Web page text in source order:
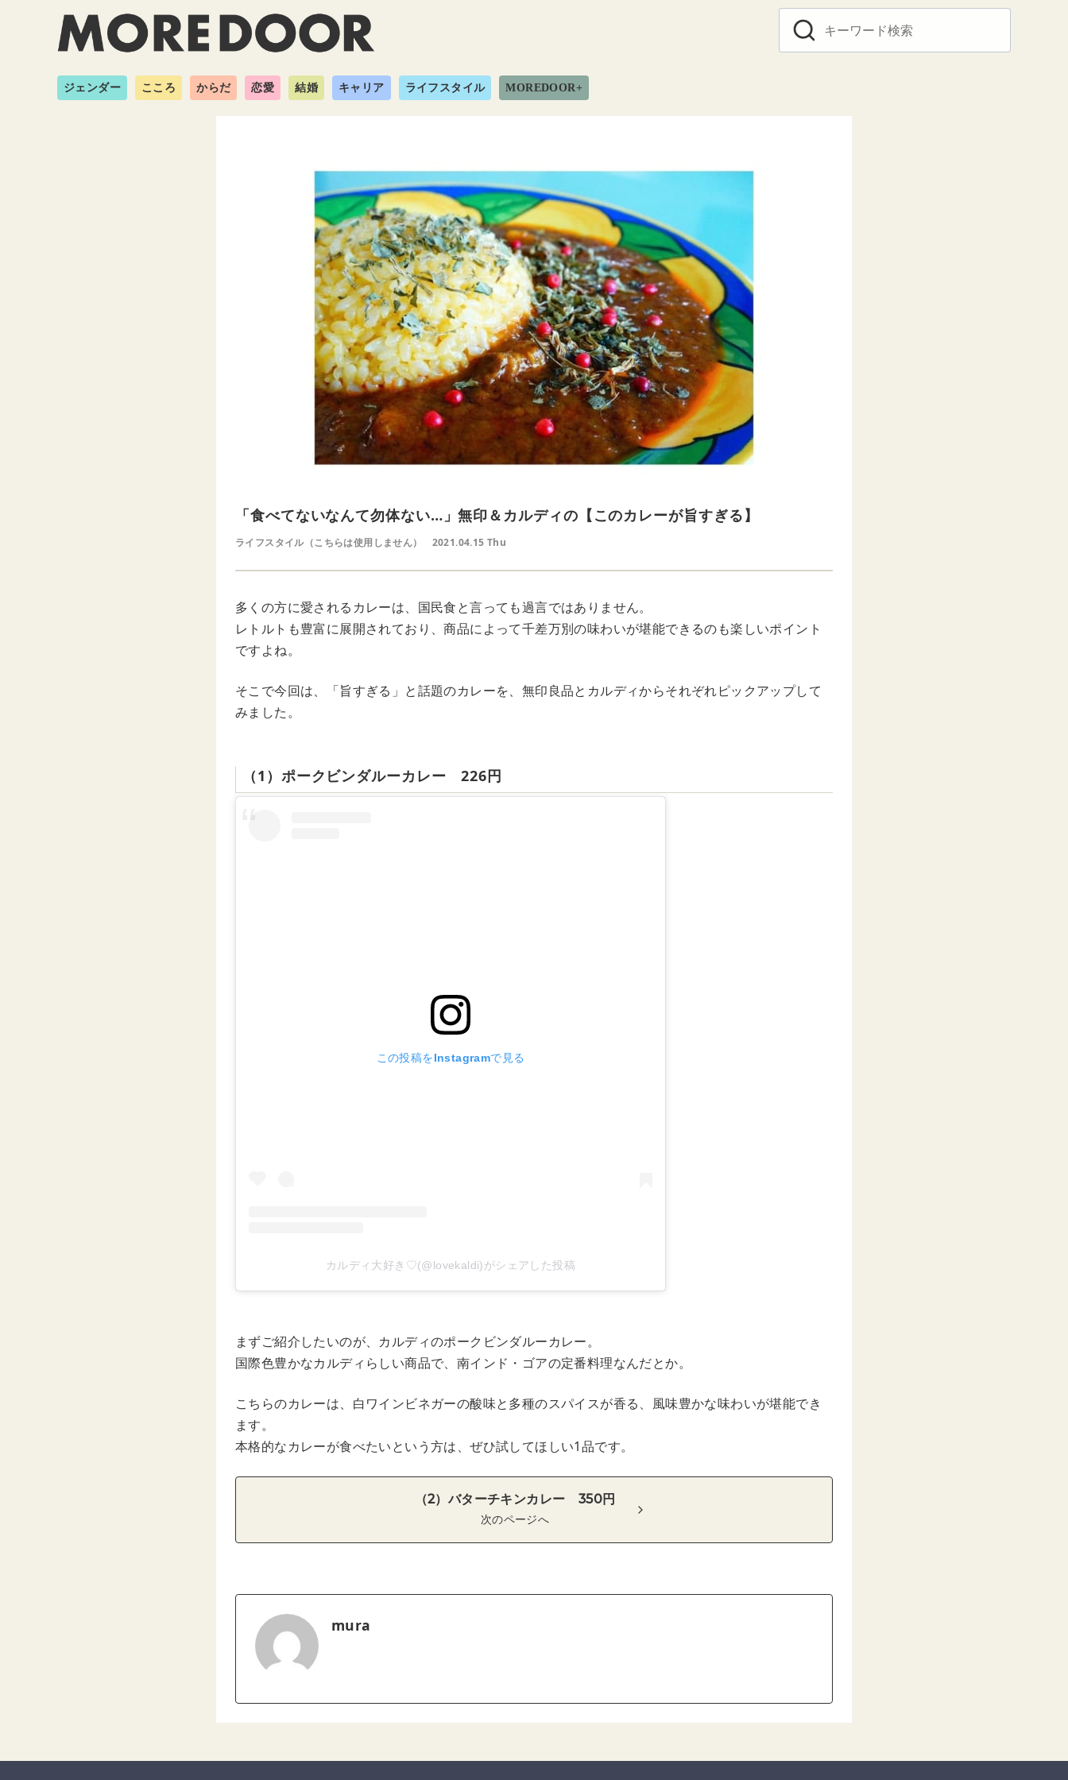
ジェンダー こころ からだ 恋愛 結婚 キャリア ライフスタイル MOREDOOR+
「食べてないなんて勿体ない…」無印＆カルディの【このカレーが旨すぎる】
ライフスタイル（こちらは使用しません） 2021.04.15 Thu
多くの方に愛されるカレーは、国民食と言っても過言ではありません。
レトルトも豊富に展開されており、商品によって千差万別の味わいが堪能できるのも楽しいポイント
ですよね。
そこで今回は、「旨すぎる」と話題のカレーを、無印良品とカルディからそれぞれピックアップして
みました。
（1）ポークビンダルーカレー 226円
この投稿をInstagramで見る
カルディ大好き♡(@lovekaldi)がシェアした投稿
まずご紹介したいのが、カルディのポークビンダルーカレー。
国際色豊かなカルディらしい商品で、南インド・ゴアの定番料理なんだとか。
こちらのカレーは、白ワインビネガーの酸味と多種のスパイスが香る、風味豊かな味わいが堪能でき
ます。
本格的なカレーが食べたいという方は、ぜひ試してほしい1品です。
（2）バターチキンカレー 350円
次のページへ
mura